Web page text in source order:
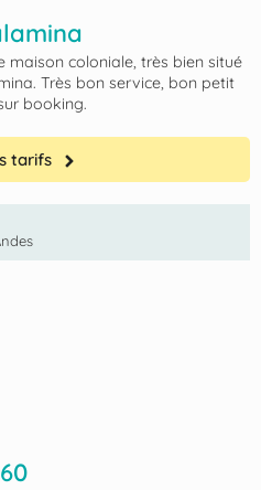
maison coloniale, très bien situé
Très bon service, bon petit
booking.
tarifs